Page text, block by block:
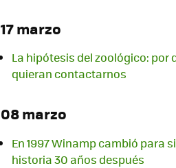
17 marzo
La hipótesis del zoológico: por
quieran contactarnos
08 marzo
En 1997 Winamp cambió para
historia 30 años después